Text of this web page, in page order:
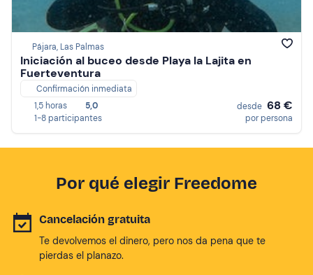
Pájara, Las Palmas
Iniciación al buceo desde Playa la Lajita en
Fuerteventura
Confirmación inmediata
1,5 horas
5,0
1-8 participantes
desde 68 €
por persona
Por qué elegir Freedome
Cancelación gratuita
Te devolvemos el dinero, pero nos da pena que te
pierdas el planazo.